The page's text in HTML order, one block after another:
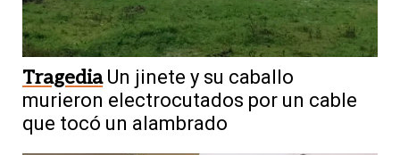
Tragedia Un jinete y su caballo
murieron electrocutados por un cable
que tocó un alambrado